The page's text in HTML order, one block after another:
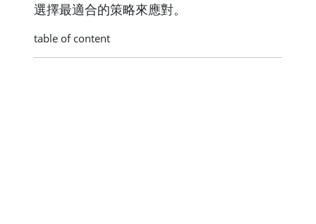
選擇最適合的策略來應對。
table of content